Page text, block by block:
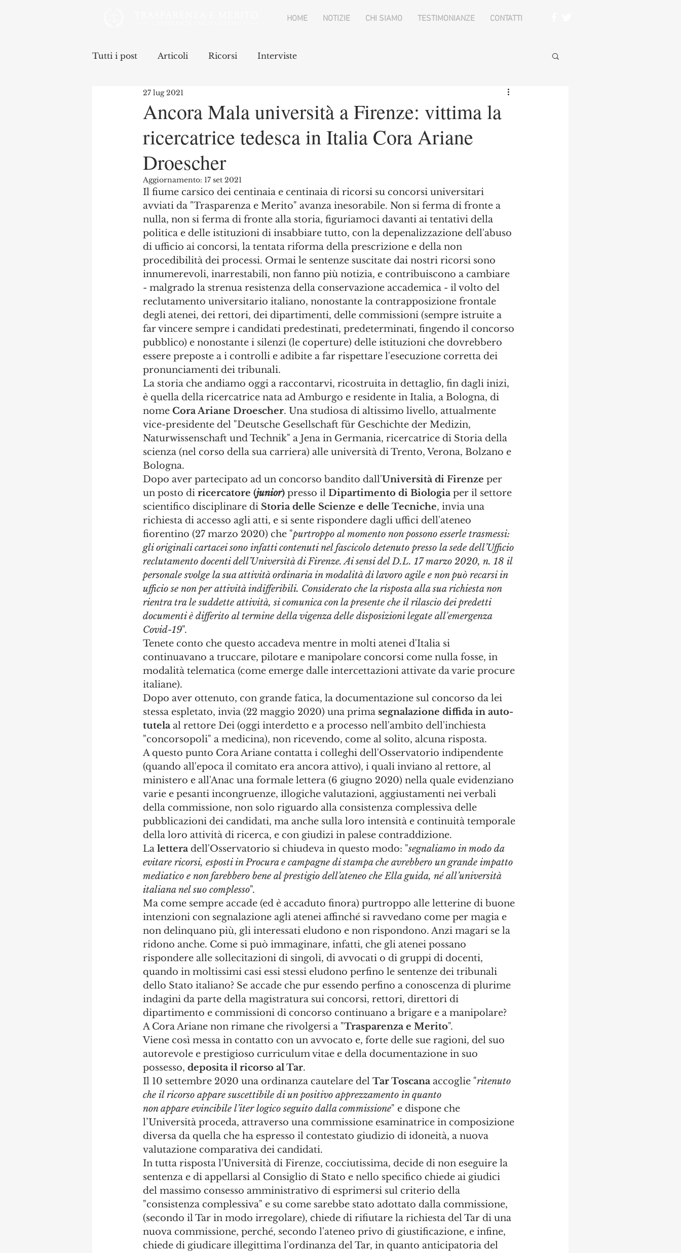
HOME NOTIZIE CHI SIAMO TESTIMONIANZE CONTATTI
Tutti i post Articoli Ricorsi Interviste
Ancora Mala università a Firenze: vittima la
ricercatrice tedesca in Italia Cora Ariane
Droescher
27 lug 2021
Aggiornamento: 17 set 2021
Il fiume carsico dei centinaia e centinaia di ricorsi su concorsi universitari
avviati da "Trasparenza e Merito" avanza inesorabile. Non si ferma di fronte a
nulla, non si ferma di fronte alla storia, figuriamoci davanti ai tentativi della
politica e delle istituzioni di insabbiare tutto, con la depenalizzazione dell'abuso
di ufficio ai concorsi, la tentata riforma della prescrizione e della non
procedibilità dei processi. Ormai le sentenze suscitate dai nostri ricorsi sono
innumerevoli, inarrestabili, non fanno più notizia, e contribuiscono a cambiare
- malgrado la strenua resistenza della conservazione accademica - il volto del
reclutamento universitario italiano, nonostante la contrapposizione frontale
degli atenei, dei rettori, dei dipartimenti, delle commissioni (sempre istruite a
far vincere sempre i candidati predestinati, predeterminati, fingendo il concorso
pubblico) e nonostante i silenzi (le coperture) delle istituzioni che dovrebbero
essere preposte a i controlli e adibite a far rispettare l'esecuzione corretta dei
pronunciamenti dei tribunali.
La storia che andiamo oggi a raccontarvi, ricostruita in dettaglio, fin dagli inizi,
è quella della ricercatrice nata ad Amburgo e residente in Italia, a Bologna, di
nome Cora Ariane Droescher. Una studiosa di altissimo livello, attualmente
vice-presidente del "Deutsche Gesellschaft für Geschichte der Medizin,
Naturwissenschaft und Technik" a Jena in Germania, ricercatrice di Storia della
scienza (nel corso della sua carriera) alle università di Trento, Verona, Bolzano e
Bologna.
Dopo aver partecipato ad un concorso bandito dall'Università di Firenze per
un posto di ricercatore (junior) presso il Dipartimento di Biologia per il settore
scientifico disciplinare di Storia delle Scienze e delle Tecniche, invia una
richiesta di accesso agli atti, e si sente rispondere dagli uffici dell'ateneo
fiorentino (27 marzo 2020) che "purtroppo al momento non possono esserle trasmessi:
gli originali cartacei sono infatti contenuti nel fascicolo detenuto presso la sede dell’Ufficio
reclutamento docenti dell’Università di Firenze. Ai sensi del D.L. 17 marzo 2020, n. 18 il
personale svolge la sua attività ordinaria in modalità di lavoro agile e non può recarsi in
ufficio se non per attività indifferibili. Considerato che la risposta alla sua richiesta non
rientra tra le suddette attività, si comunica con la presente che il rilascio dei predetti
documenti è differito al termine della vigenza delle disposizioni legate all'emergenza
Covid-19".
Tenete conto che questo accadeva mentre in molti atenei d'Italia si
continuavano a truccare, pilotare e manipolare concorsi come nulla fosse, in
modalità telematica (come emerge dalle intercettazioni attivate da varie procure
italiane).
Dopo aver ottenuto, con grande fatica, la documentazione sul concorso da lei
stessa espletato, invia (22 maggio 2020) una prima segnalazione diffida in auto-
tutela al rettore Dei (oggi interdetto e a processo nell'ambito dell'inchiesta
"concorsopoli" a medicina), non ricevendo, come al solito, alcuna risposta.
A questo punto Cora Ariane contatta i colleghi dell'Osservatorio indipendente
(quando all'epoca il comitato era ancora attivo), i quali inviano al rettore, al
ministero e all'Anac una formale lettera (6 giugno 2020) nella quale evidenziano
varie e pesanti incongruenze, illogiche valutazioni, aggiustamenti nei verbali
della commissione, non solo riguardo alla consistenza complessiva delle
pubblicazioni dei candidati, ma anche sulla loro intensità e continuità temporale
della loro attività di ricerca, e con giudizi in palese contraddizione.
La lettera dell'Osservatorio si chiudeva in questo modo: "segnaliamo in modo da
evitare ricorsi, esposti in Procura e campagne di stampa che avrebbero un grande impatto
mediatico e non farebbero bene al prestigio dell’ateneo che Ella guida, né all’università
italiana nel suo complesso".
Ma come sempre accade (ed è accaduto finora) purtroppo alle letterine di buone
intenzioni con segnalazione agli atenei affinché si ravvedano come per magia e
non delinquano più, gli interessati eludono e non rispondono. Anzi magari se la
ridono anche. Come si può immaginare, infatti, che gli atenei possano
rispondere alle sollecitazioni di singoli, di avvocati o di gruppi di docenti,
quando in moltissimi casi essi stessi eludono perfino le sentenze dei tribunali
dello Stato italiano? Se accade che pur essendo perfino a conoscenza di plurime
indagini da parte della magistratura sui concorsi, rettori, direttori di
dipartimento e commissioni di concorso continuano a brigare e a manipolare?
A Cora Ariane non rimane che rivolgersi a "Trasparenza e Merito".
Viene così messa in contatto con un avvocato e, forte delle sue ragioni, del suo
autorevole e prestigioso curriculum vitae e della documentazione in suo
possesso, deposita il ricorso al Tar.
Il 10 settembre 2020 una ordinanza cautelare del Tar Toscana accoglie "ritenuto
che il ricorso appare suscettibile di un positivo apprezzamento in quanto
non appare evincibile l’iter logico seguito dalla commissione" e dispone che
l’Università proceda, attraverso una commissione esaminatrice in composizione
diversa da quella che ha espresso il contestato giudizio di idoneità, a nuova
valutazione comparativa dei candidati.
In tutta risposta l'Università di Firenze, cocciutissima, decide di non eseguire la
sentenza e di appellarsi al Consiglio di Stato e nello specifico chiede ai giudici
del massimo consesso amministrativo di esprimersi sul criterio della
"consistenza complessiva" e su come sarebbe stato adottato dalla commissione,
(secondo il Tar in modo irregolare), chiede di rifiutare la richiesta del Tar di una
nuova commissione, perché, secondo l'ateneo privo di giustificazione, e infine,
chiede di giudicare illegittima l'ordinanza del Tar, in quanto anticipatoria del